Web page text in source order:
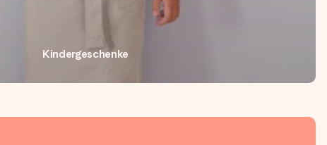
Kindergeschenke